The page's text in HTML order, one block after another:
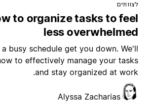
how to organize tasks to
less
let a busy schedule get you down.
how to effectively manage your
and stay organized at
Alyssa Zacharias